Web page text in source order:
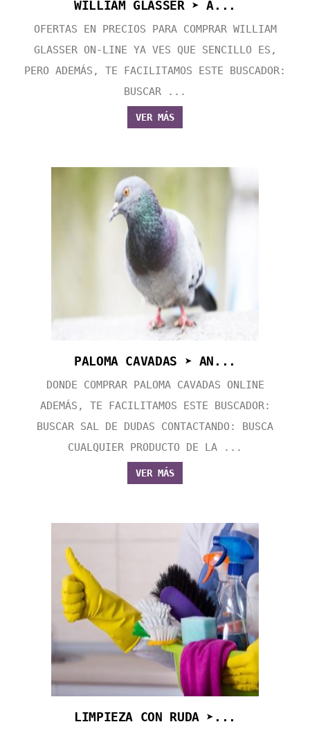
WILLIAM GLASSER ➤ A...
OFERTAS EN PRECIOS PARA COMPRAR WILLIAM
GLASSER ON-LINE YA VES QUE SENCILLO ES,
PERO ADEMÁS, TE FACILITAMOS ESTE BUSCADOR:
BUSCAR ...
VER MÁS
PALOMA CAVADAS ➤ AN...
DONDE COMPRAR PALOMA CAVADAS ONLINE
ADEMÁS, TE FACILITAMOS ESTE BUSCADOR:
BUSCAR SAL DE DUDAS CONTACTANDO: BUSCA
CUALQUIER PRODUCTO DE LA ...
VER MÁS
LIMPIEZA CON RUDA ➤...